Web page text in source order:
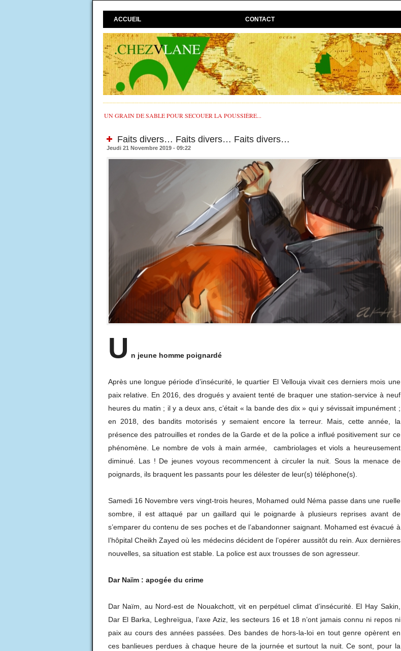
ACCUEIL CONTACT
UN GRAIN DE SABLE POUR SECOUER LA POUSSIÈRE...
Faits divers… Faits divers… Faits divers…
Jeudi 21 Novembre 2019 - 09:22
U n jeune homme poignardé
Après une longue période d’insécurité, le quartier El Vellouja vivait ces derniers mois une
paix relative. En 2016, des drogués y avaient tenté de braquer une station-service à neuf
heures du matin ; il y a deux ans, c’était « la bande des dix » qui y sévissait impunément ;
en 2018, des bandits motorisés y semaient encore la terreur. Mais, cette année, la
présence des patrouilles et rondes de la Garde et de la police a influé positivement sur ce
phénomène. Le nombre de vols à main armée, cambriolages et viols a heureusement
diminué. Las ! De jeunes voyous recommencent à circuler la nuit. Sous la menace de
poignards, ils braquent les passants pour les délester de leur(s) téléphone(s).
Samedi 16 Novembre vers vingt-trois heures, Mohamed ould Néma passe dans une ruelle
sombre, il est attaqué par un gaillard qui le poignarde à plusieurs reprises avant de
s’emparer du contenu de ses poches et de l’abandonner saignant. Mohamed est évacué à
l’hôpital Cheikh Zayed où les médecins décident de l’opérer aussitôt du rein. Aux dernières
nouvelles, sa situation est stable. La police est aux trousses de son agresseur.
Dar Naïm : apogée du crime
Dar Naïm, au Nord-est de Nouakchott, vit en perpétuel climat d’insécurité. El Hay Sakin,
Dar El Barka, Leghreïgua, l’axe Aziz, les secteurs 16 et 18 n’ont jamais connu ni repos ni
paix au cours des années passées. Des bandes de hors-la-loi en tout genre opèrent en
ces banlieues perdues à chaque heure de la journée et surtout la nuit. Ce sont, pour la